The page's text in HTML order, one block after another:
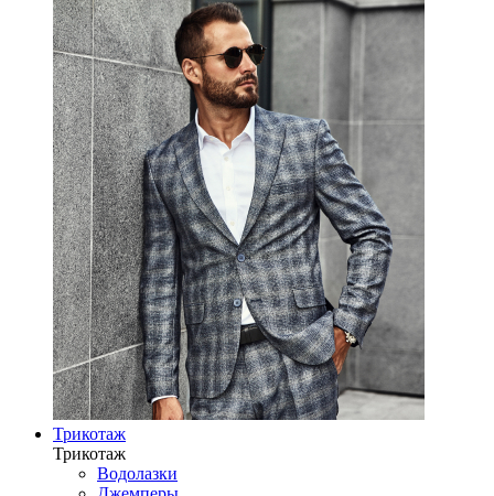
Трикотаж
Трикотаж
Водолазки